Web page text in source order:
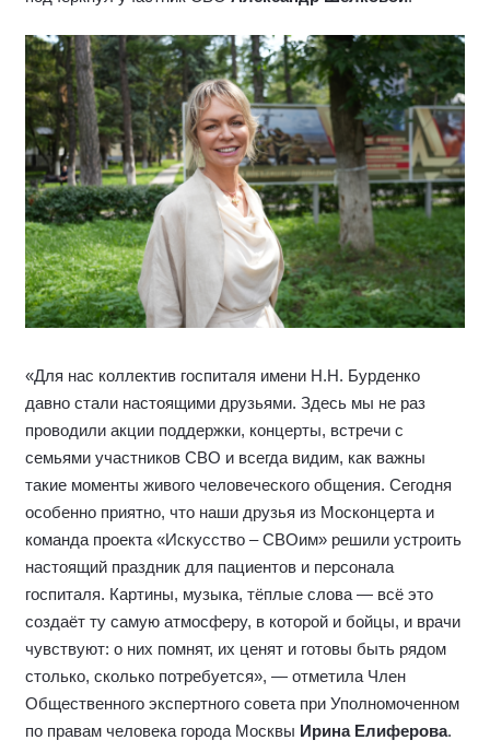
«Для нас коллектив госпиталя имени Н.Н. Бурденко
давно стали настоящими друзьями. Здесь мы не раз
проводили акции поддержки, концерты, встречи с
семьями участников СВО и всегда видим, как важны
такие моменты живого человеческого общения. Сегодня
особенно приятно, что наши друзья из Москонцерта и
команда проекта «Искусство – СВОим» решили устроить
настоящий праздник для пациентов и персонала
госпиталя. Картины, музыка, тёплые слова — всё это
создаёт ту самую атмосферу, в которой и бойцы, и врачи
чувствуют: о них помнят, их ценят и готовы быть рядом
столько, сколько потребуется», — отметила Член
Общественного экспертного совета при Уполномоченном
по правам человека города Москвы Ирина Елиферова.